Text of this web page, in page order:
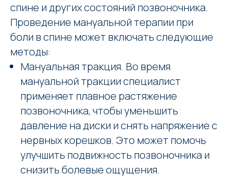
спине и других состояний позвоночника.
Проведение мануальной терапии при
боли в спине может включать следующие
методы:
Мануальная тракция. Во время
мануальной тракции специалист
применяет плавное растяжение
позвоночника, чтобы уменьшить
давление на диски и снять напряжение с
нервных корешков. Это может помочь
улучшить подвижность позвоночника и
снизить болевые ощущения.